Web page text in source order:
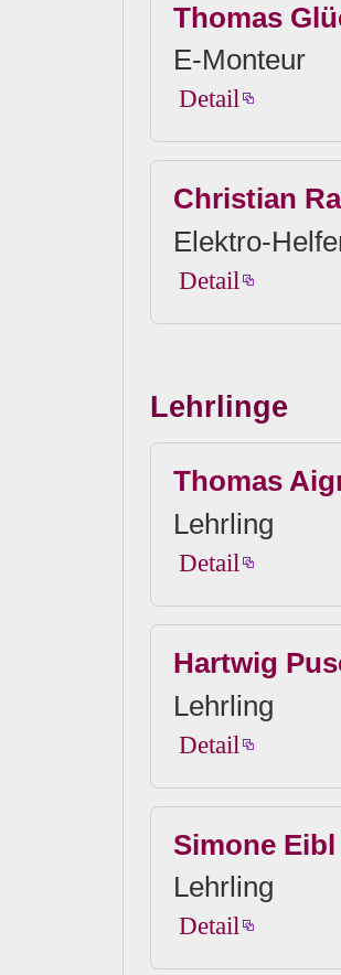
Thomas
E-Monteur
Detail
Christian
Elektro-
Detail
Lehrlinge
Thomas
Lehrling
Detail
Hartwig
Lehrling
Detail
Simone Eibl
Lehrling
Detail